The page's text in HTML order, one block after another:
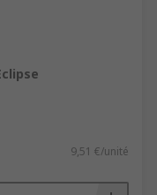
9,51 €/unité